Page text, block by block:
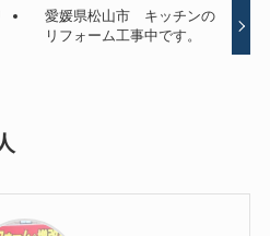
愛媛県松山市 キッチンの
リフォーム工事中です。